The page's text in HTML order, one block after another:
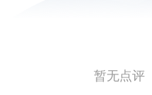
暂无点评